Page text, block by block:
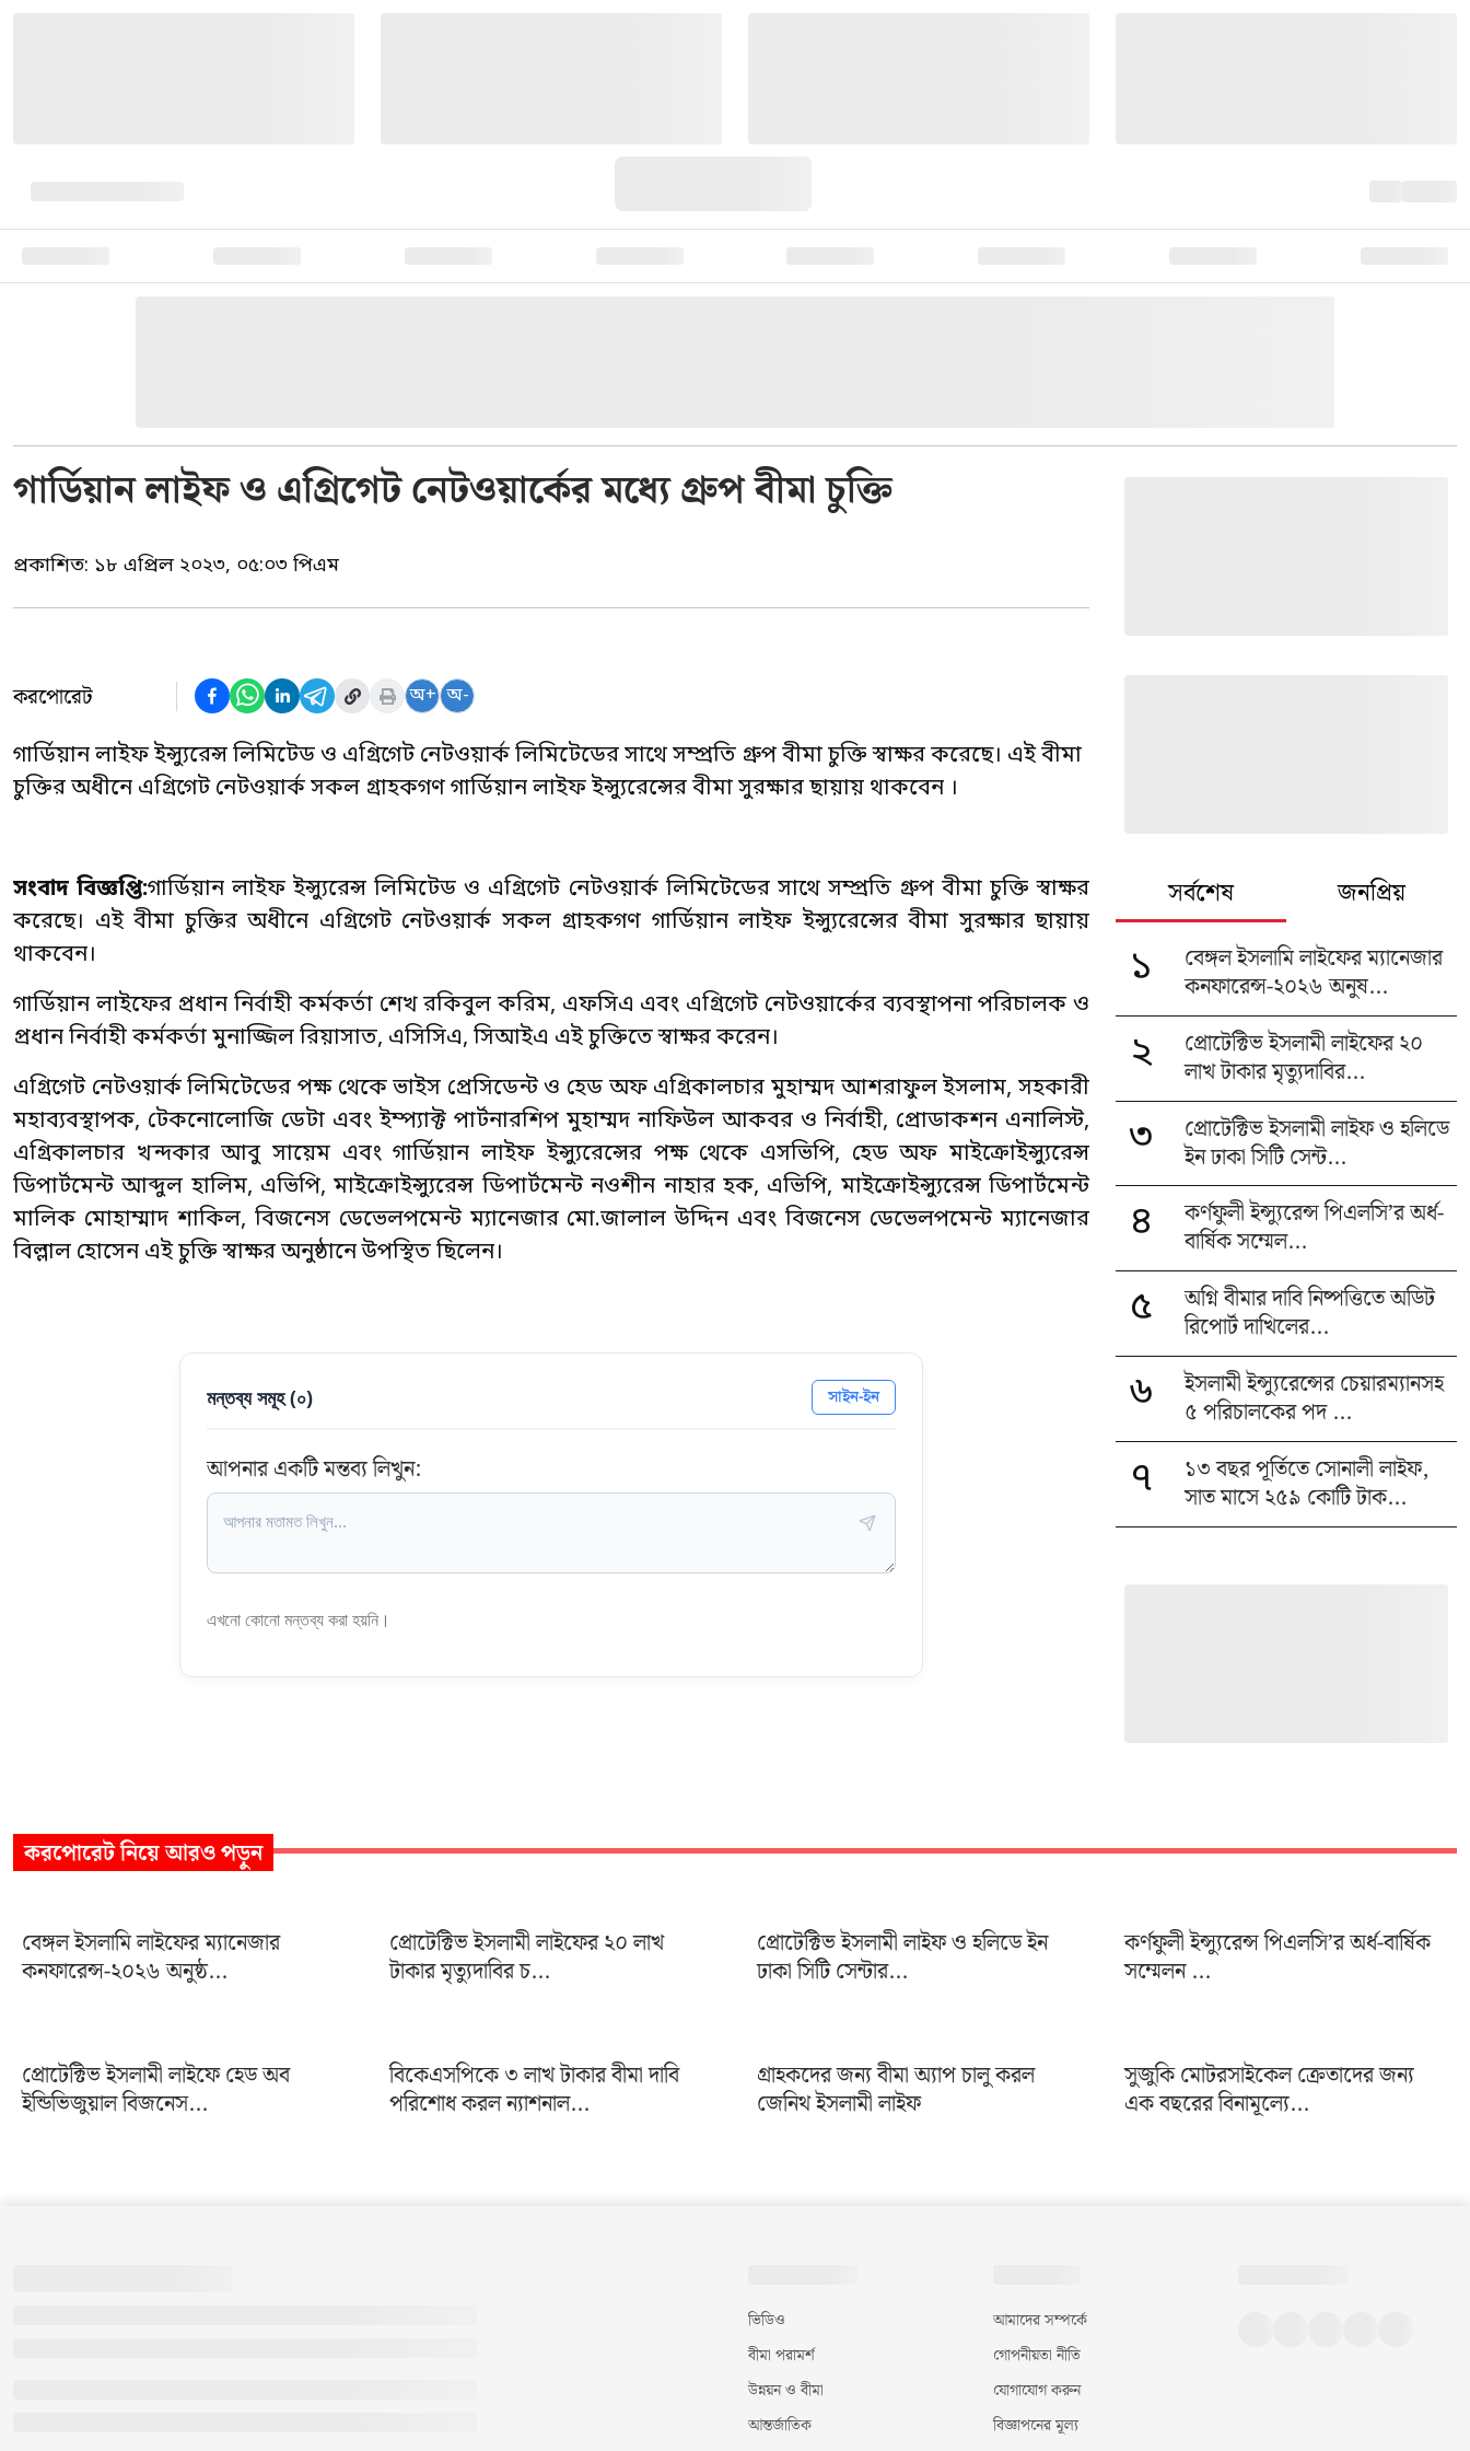
গার্ডিয়ান লাইফ ও এগ্রিগেট নেটওয়ার্কের মধ্যে গ্রুপ বীমা চুক্তি
প্রকাশিত: ১৮ এপ্রিল ২০২৩, ০৫:০৩ পিএম
করপোরেট অ+ অ-
গার্ডিয়ান লাইফ ইন্স্যুরেন্স লিমিটেড ও এগ্রিগেট নেটওয়ার্ক লিমিটেডের সাথে সম্প্রতি গ্রুপ বীমা চুক্তি স্বাক্ষর করেছে। এই বীমা
চুক্তির অধীনে এগ্রিগেট নেটওয়ার্ক সকল গ্রাহকগণ গার্ডিয়ান লাইফ ইন্স্যুরেন্সের বীমা সুরক্ষার ছায়ায় থাকবেন ।
সংবাদ বিজ্ঞপ্তি:গার্ডিয়ান লাইফ ইন্স্যুরেন্স লিমিটেড ও এগ্রিগেট নেটওয়ার্ক লিমিটেডের সাথে সম্প্রতি গ্রুপ বীমা চুক্তি স্বাক্ষর
করেছে। এই বীমা চুক্তির অধীনে এগ্রিগেট নেটওয়ার্ক সকল গ্রাহকগণ গার্ডিয়ান লাইফ ইন্স্যুরেন্সের বীমা সুরক্ষার ছায়ায়
থাকবেন।
গার্ডিয়ান লাইফের প্রধান নির্বাহী কর্মকর্তা শেখ রকিবুল করিম, এফসিএ এবং এগ্রিগেট নেটওয়ার্কের ব্যবস্থাপনা পরিচালক ও
প্রধান নির্বাহী কর্মকর্তামুনাজ্জিল রিয়াসাত, এসিসিএ, সিআইএ এই চুক্তিতে স্বাক্ষর করেন।
এগ্রিগেট নেটওয়ার্ক লিমিটেডের পক্ষ থেকে ভাইস প্রেসিডেন্ট ও হেড অফ এগ্রিকালচার মুহাম্মদ আশরাফুল ইসলাম, সহকারী
মহাব্যবস্থাপক, টেকনোলোজি ডেটা এবং ইম্প্যাক্ট পার্টনারশিপ মুহাম্মদ নাফিউল আকবর ও নির্বাহী, প্রোডাকশন এনালিস্ট,
এগ্রিকালচার খন্দকার আবু সায়েম এবং গার্ডিয়ান লাইফ ইন্স্যুরেন্সের পক্ষ থেকে এসভিপি, হেড অফ মাইক্রোইন্স্যুরেন্স
ডিপার্টমেন্ট আব্দুল হালিম, এভিপি, মাইক্রোইন্স্যুরেন্স ডিপার্টমেন্ট নওশীন নাহার হক, এভিপি, মাইক্রোইন্স্যুরেন্স ডিপার্টমেন্ট
মালিক মোহাম্মাদ শাকিল, বিজনেস ডেভেলপমেন্ট ম্যানেজার মো.জালাল উদ্দিন এবং বিজনেস ডেভেলপমেন্ট ম্যানেজার
বিল্লাল হোসেন এই চুক্তি স্বাক্ষর অনুষ্ঠানে উপস্থিত ছিলেন।
মন্তব্য সমূহ (০) সাইন-ইন
আপনার একটি মন্তব্য লিখুন:
এখনো কোনো মন্তব্য করা হয়নি।
সর্বশেষ জনপ্রিয়
১
বেঙ্গল ইসলামি লাইফের ম্যানেজার
কনফারেন্স-২০২৬ অনুষ...
২
প্রোটেক্টিভ ইসলামী লাইফের ২০
লাখ টাকার মৃত্যুদাবির...
৩
প্রোটেক্টিভ ইসলামী লাইফ ও হলিডে
ইন ঢাকা সিটি সেন্ট...
৪
কর্ণফুলী ইন্স্যুরেন্স পিএলসি’র অর্ধ-
বার্ষিক সম্মেল...
৫
অগ্নি বীমার দাবি নিষ্পত্তিতে অডিট
রিপোর্ট দাখিলের...
৬
ইসলামী ইন্স্যুরেন্সের চেয়ারম্যানসহ
৫ পরিচালকের পদ ...
৭
১৩ বছর পূর্তিতে সোনালী লাইফ,
সাত মাসে ২৫৯ কোটি টাক...
করপোরেটনিয়ে আরও পড়ুন
বেঙ্গল ইসলামি লাইফের ম্যানেজার
কনফারেন্স-২০২৬ অনুষ্ঠ...
প্রোটেক্টিভ ইসলামী লাইফের ২০ লাখ
টাকার মৃত্যুদাবির চ...
প্রোটেক্টিভ ইসলামী লাইফ ও হলিডে ইন
ঢাকা সিটি সেন্টার...
কর্ণফুলী ইন্স্যুরেন্স পিএলসি’র অর্ধ-বার্ষিক
সম্মেলন ...
প্রোটেক্টিভ ইসলামী লাইফে হেড অব
ইন্ডিভিজুয়াল বিজনেস...
বিকেএসপিকে ৩ লাখ টাকার বীমা দাবি
পরিশোধ করল ন্যাশনাল...
গ্রাহকদের জন্য বীমা অ্যাপ চালু করল
জেনিথ ইসলামী লাইফ
সুজুকি মোটরসাইকেল ক্রেতাদের জন্য
এক বছরের বিনামূল্যে...
ভিডিও
বীমা পরামর্শ
উন্নয়ন ও বীমা
আন্তর্জাতিক
আমাদের সম্পর্কে
গোপনীয়তা নীতি
যোগাযোগ করুন
বিজ্ঞাপনের মূল্য